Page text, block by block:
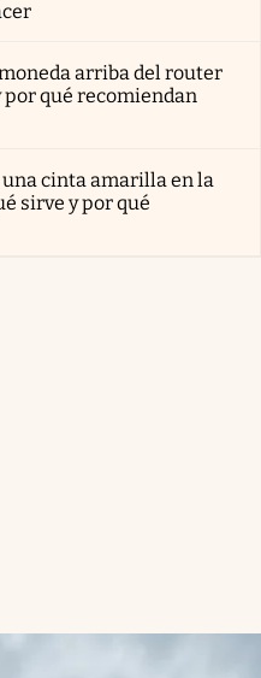
arriba del router
por qué recomiendan
una cinta amarilla en la
sirve y por qué